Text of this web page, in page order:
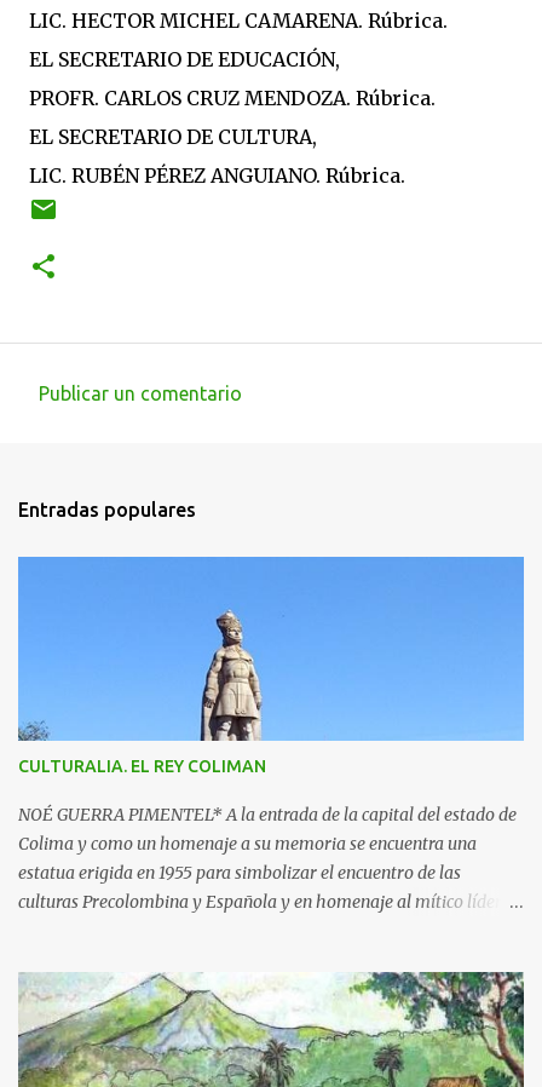
LIC. HECTOR MICHEL CAMARENA. Rúbrica.
EL SECRETARIO DE EDUCACIÓN,
PROFR. CARLOS CRUZ MENDOZA. Rúbrica.
EL SECRETARIO DE CULTURA,
LIC. RUBÉN PÉREZ ANGUIANO. Rúbrica.
e
n
o
s
Publicar un comentario
Entradas populares
CULTURALIA. EL REY COLIMAN
NOÉ GUERRA PIMENTEL* A la entrada de la capital del estado de
Colima y como un homenaje a su memoria se encuentra una
estatua erigida en 1955 para simbolizar el encuentro de las
culturas Precolombina y Española y en homenaje al mítico líder
de México. El monumento representa a un ideal guerrero en pie,
sobre una base circular de más de 7 metros de alto. La estatua
labrada en piedra tono gris, descansa sobre un pedestal con el
jeroglífico primitivo de "Acolman" y la inscripción: Rey de